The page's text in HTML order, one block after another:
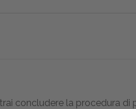
concludere la procedura di